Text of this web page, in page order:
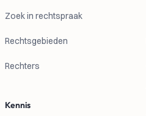
Zoek in rechtspraak
Rechtsgebieden
Rechters
Kennis